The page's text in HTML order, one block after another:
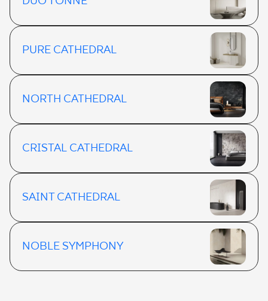
PURE CATHEDRAL
NORTH CATHEDRAL
CRISTAL CATHEDRAL
SAINT CATHEDRAL
NOBLE SYMPHONY